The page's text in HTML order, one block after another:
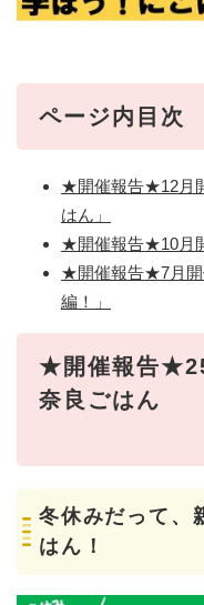
ページ内目次
★開催報告★12月
はん」
★開催報告★10月
★開催報告★7月開
編！」
★開催報告
奈
冬休みだって、
はん！